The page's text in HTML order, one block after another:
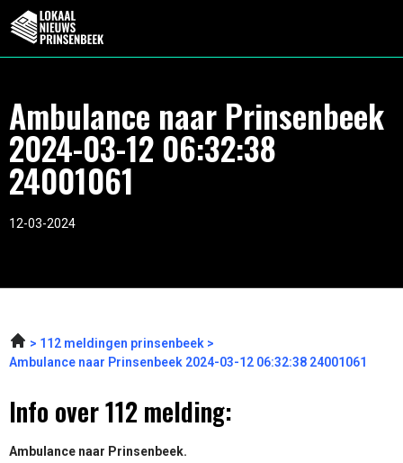
Ambulance naar Prinsenbeek
2024-03-12 06:32:38
24001061
12-03-2024
112 meldingen prinsenbeek
Ambulance naar Prinsenbeek 2024-03-12 06:32:38 24001061
Info over 112 melding:
Ambulance naar Prinsenbeek.